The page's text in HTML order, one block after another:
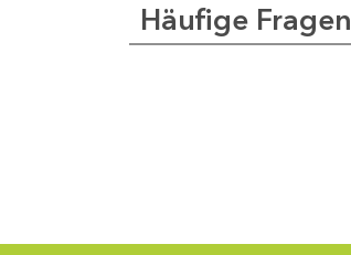
Häufige Fragen